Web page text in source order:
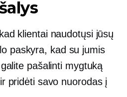
klientai naudotųsi jūsų
paskyra, kad su jumis
pašalinti mygtuką
pridėti savo nuorodas į